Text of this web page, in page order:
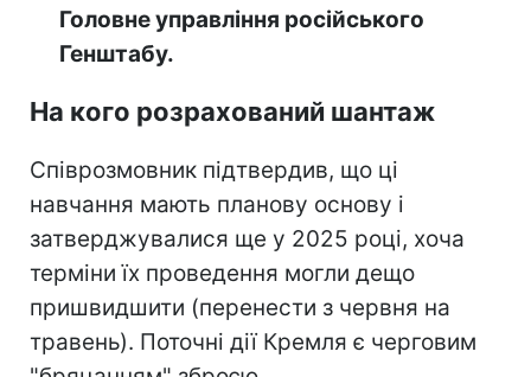
Головне управління російського
Генштабу.
На кого розрахований шантаж
Співрозмовник підтвердив, що ці
навчання мають планову основу і
затверджувалися ще у 2025 році, хоча
терміни їх проведення могли дещо
пришвидшити (перенести з червня на
травень). Поточні дії Кремля є черговим